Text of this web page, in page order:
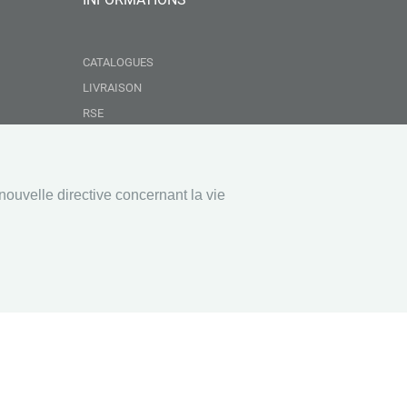
directive concernant la vie
CATALOGUES
LIVRAISON
RSE
CONDITIONS GÉNÉRALES DE VENTE